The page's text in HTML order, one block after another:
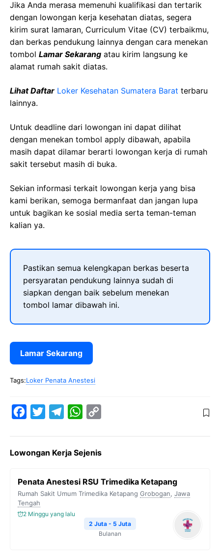
Jika Anda merasa memenuhi kualifikasi dan tertarik
dengan lowongan kerja kesehatan diatas, segera
kirim surat lamaran, Curriculum Vitae (CV) terbaikmu,
dan berkas pendukung lainnya dengan cara menekan
tombol Lamar Sekarang atau kirim langsung ke
alamat rumah sakit diatas.
Lihat Daftar Loker Kesehatan Sumatera Barat terbaru
lainnya.
Untuk deadline dari lowongan ini dapat dilihat
dengan menekan tombol apply dibawah, apabila
masih dapat dilamar berarti lowongan kerja di rumah
sakit tersebut masih di buka.
Sekian informasi terkait lowongan kerja yang bisa
kami berikan, semoga bermanfaat dan jangan lupa
untuk bagikan ke sosial media serta teman-teman
kalian ya.
Pastikan semua kelengkapan berkas beserta
persyaratan pendukung lainnya sudah di
siapkan dengan baik sebelum menekan
tombol lamar dibawah ini.
Lamar Sekarang
Tags:Loker Penata Anestesi
e
o
o
k
t
e
e
r
m
W
t
A
y
i
Lowongan Kerja Sejenis
Penata Anestesi RSU Trimedika Ketapang
Rumah Sakit Umum Trimedika Ketapang Grobogan, Jawa
Tengah
2 Minggu yang lalu
2 Juta - 5 Juta
Bulanan